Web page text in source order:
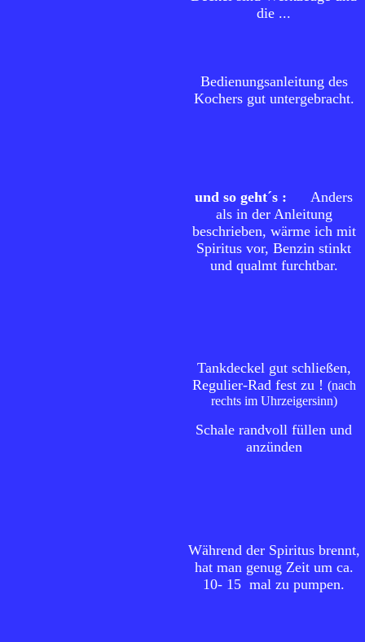
die ...
Bedienungsanleitung des
Kochers gut untergebracht.
und so geht´s : Anders
als in der Anleitung
beschrieben, wärme ich mit
Spiritus vor, Benzin stinkt
und qualmt furchtbar.
Tankdeckel gut schließen,
Regulier-Rad fest zu ! (nach
rechts im Uhrzeigersinn)
Schale randvoll füllen und
anzünden
Während der Spiritus brennt,
hat man genug Zeit um ca.
10- 15 mal zu pumpen.